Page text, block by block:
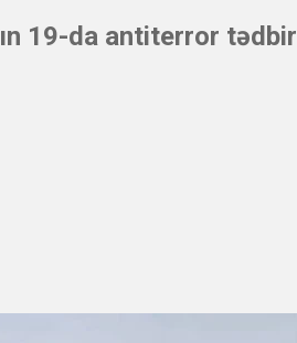
19-da antiterror